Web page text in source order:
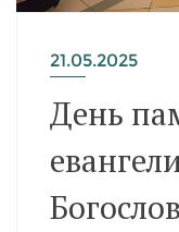
21.05.2025
День